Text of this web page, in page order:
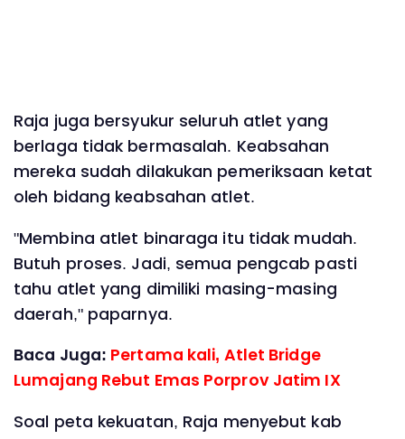
Raja juga bersyukur seluruh atlet yang
berlaga tidak bermasalah. Keabsahan
mereka sudah dilakukan pemeriksaan ketat
oleh bidang keabsahan atlet.
"Membina atlet binaraga itu tidak mudah.
Butuh proses. Jadi, semua pengcab pasti
tahu atlet yang dimiliki masing-masing
daerah," paparnya.
Baca Juga: Pertama kali, Atlet Bridge
Lumajang Rebut Emas Porprov Jatim IX
Soal peta kekuatan, Raja menyebut kab